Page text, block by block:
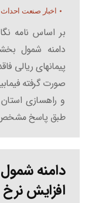
اخبار صنعت احداث
بر اساس نامه
دامنه شمول
پیمانهای ریالی
صورت گرفته
و راهسازی
طبق پاسخ مشخص
دامنه
افزایش نرخ